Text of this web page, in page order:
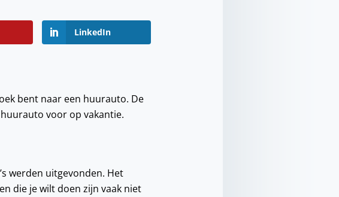
LinkedIn
bent naar een huurauto. De
voor op vakantie.
werden uitgevonden. Het
die je wilt doen zijn vaak niet